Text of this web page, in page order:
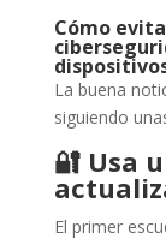
Cómo
La buena
siguiendo
🔐Usa
El primer